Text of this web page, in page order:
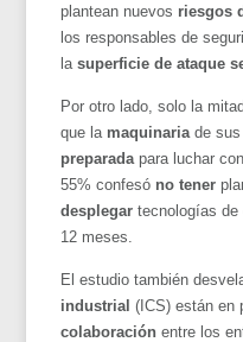
plantean nuevos riesgos
los responsables de
lasuperficie de ataque
Por otro lado, solo la
que la maquinaria de
preparada para luchar
55% confesó no tener
desplegar tecnologías de
12 meses.
El estudio también
industrial (ICS) están en
colaboración entre los